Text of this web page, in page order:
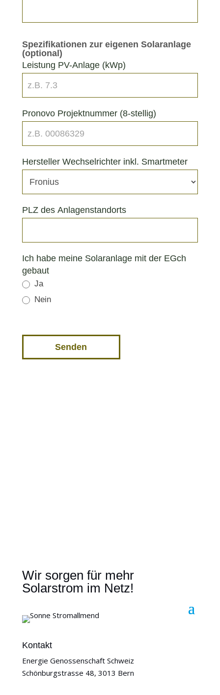
Spezifikationen zur eigenen Solaranlage
(optional)
Leistung PV-Anlage (kWp)
Pronovo Projektnummer (8-stellig)
Hersteller Wechselrichter inkl. Smartmeter
PLZ des Anlagenstandorts
Ich habe meine Solaranlage mit der EGch
gebaut
Ja
Nein
Senden
Wir sorgen für mehr
Solarstrom im Netz!
Kontakt
Energie Genossenschaft Schweiz
Schönburgstrasse 48, 3013 Bern